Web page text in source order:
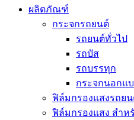
ผลิตภัณฑ์
กระจกรถยนต์
รถยนต์ทั่วไป
รถบัส
รถบรรทุก
กระจกนอกแ
ฟิล์มกรองแสงรถย
ฟิล์มกรองแสง สำห